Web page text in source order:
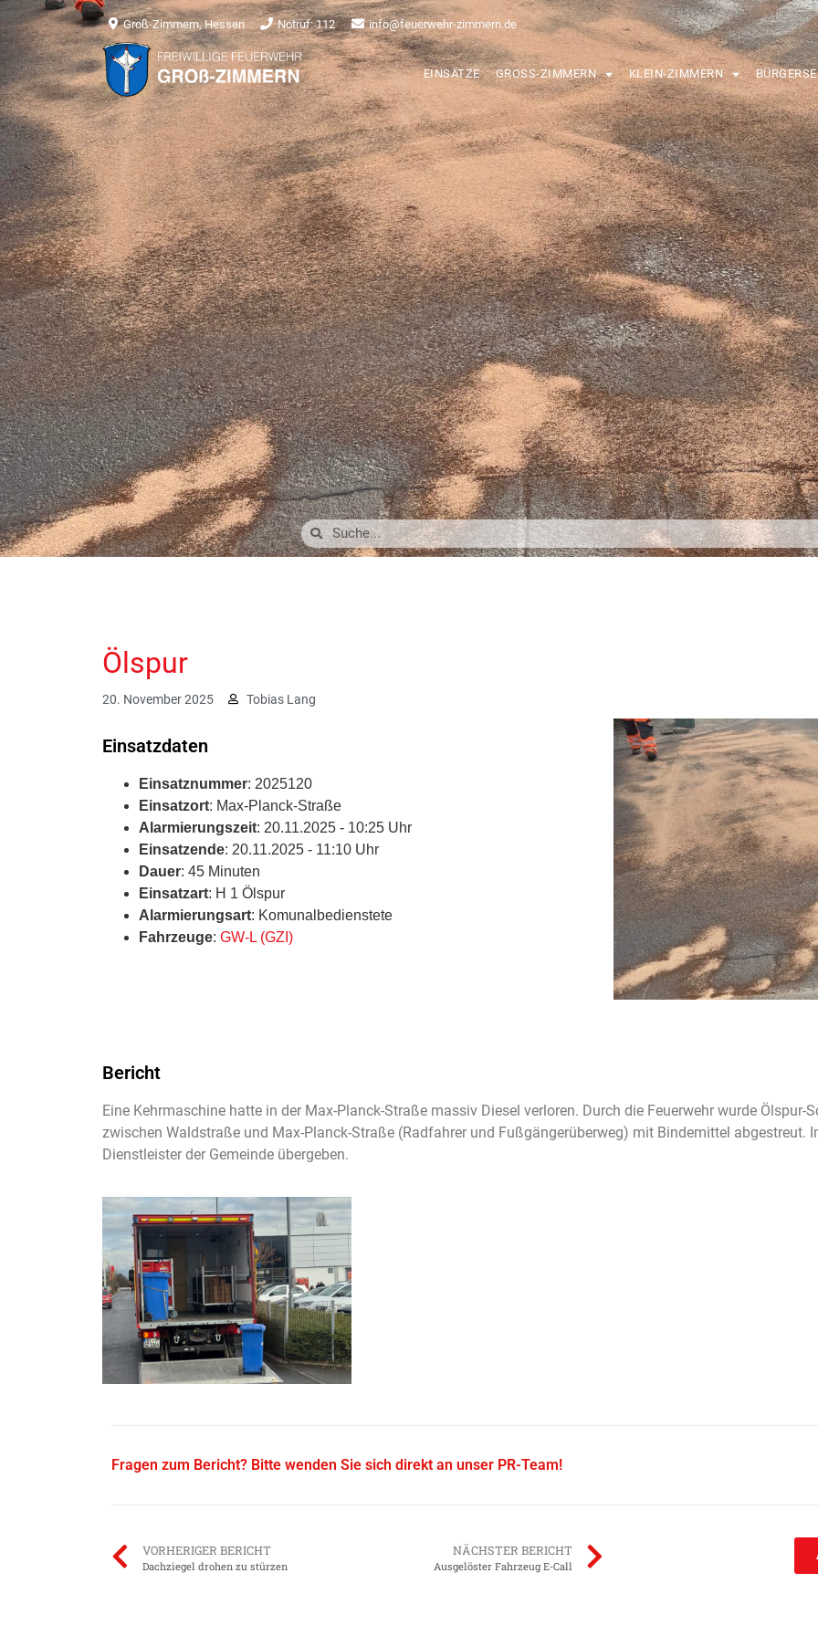
Groß-Zimmern, Hessen Notruf: 112 info@feuerwehr-zimmern.de
EINSÄTZE GROSS-ZIMMERN KLEIN-ZIMMERN
Ölspur
20. November 2025 Tobias Lang
Einsatzdaten
Einsatznummer: 2025120
Einsatzort: Max-Planck-Straße
Alarmierungszeit: 20.11.2025 - 10:25 Uhr
Einsatzende: 20.11.2025 - 11:10 Uhr
Dauer: 45 Minuten
Einsatzart: H 1 Ölspur
Alarmierungsart: Komunalbedienstete
Fahrzeuge: GW-L (GZI)
Bericht
Eine Kehrmaschine hatte in der Max-Planck-Straße massiv Diesel verloren. Durch die Feuerwehr wurde
zwischen Waldstraße und Max-Planck-Straße (Radfahrer und Fußgängerüberweg) mit Bindemittel abgestreut.
Dienstleister der Gemeinde übergeben.
Fragen zum Bericht? Bitte wenden Sie sich direkt an unser PR-Team!
VORHERIGER BERICHT
Dachziegel drohen zu stürzen
NÄCHSTER BERICHT
Ausgelöster Fahrzeug E-Call